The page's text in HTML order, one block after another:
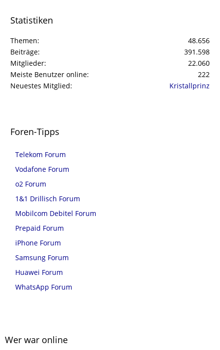
Statistiken
Themen
48.656
Beiträge
391.598
Mitglieder
22.060
Meiste Benutzer online
222
Neuestes Mitglied
Kristallprinz
Foren-Tipps
Telekom Forum
Vodafone Forum
o2 Forum
1&1 Drillisch Forum
Mobilcom Debitel Forum
Prepaid Forum
iPhone Forum
Samsung Forum
Huawei Forum
WhatsApp Forum
Wer war online